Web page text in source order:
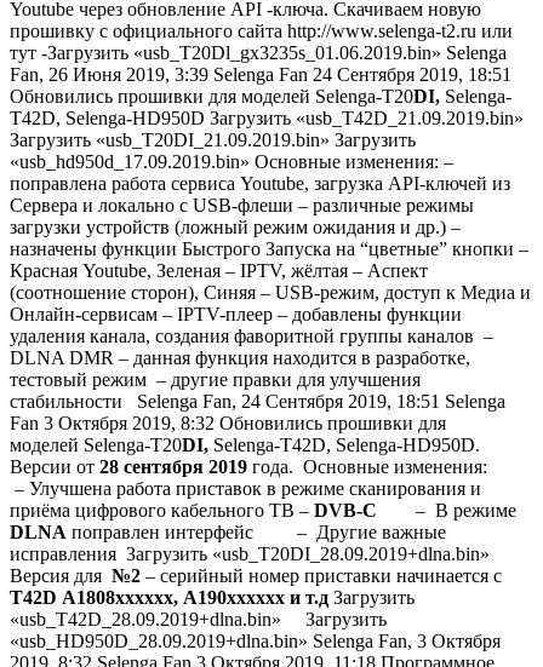
Youtube через обновление API -ключа. Скачиваем новую
прошивку с официального сайта http://www.selenga-t2.ru или
тут -Загрузить «usb_T20Dl_gx3235s_01.06.2019.bin» Selenga
Fan, 26 Июня 2019, 3:39 Selenga Fan 24 Сентября 2019, 18:51
Обновились прошивки для моделей Selenga-T20DI, Selenga-
T42D, Selenga-HD950D Загрузить «usb_T42D_21.09.2019.bin»
Загрузить «usb_T20DI_21.09.2019.bin» Загрузить
«usb_hd950d_17.09.2019.bin» Основные изменения: –
поправлена работа сервиса Youtube, загрузка API-ключей из
Сервера и локально с USB-флеши – различные режимы
загрузки устройств (ложный режим ожидания и др.) –
назначены функции Быстрого Запуска на “цветные” кнопки –
Красная Youtube, Зеленая – IPTV, жёлтая – Аспект
(соотношение сторон), Синяя – USB-режим, доступ к Медиа и
Онлайн-сервисам – IPTV-плеер – добавлены функции
удаления канала, создания фаворитной группы каналов –
DLNA DMR – данная функция находится в разработке,
тестовый режим – другие правки для улучшения
стабильности Selenga Fan, 24 Сентября 2019, 18:51 Selenga
Fan 3 Октября 2019, 8:32 Обновились прошивки для
моделей Selenga-T20DI, Selenga-T42D, Selenga-HD950D.
Версии от 28 сентября 2019 года. Основные изменения:
– Улучшена работа приставок в режиме сканирования и
приёма цифрового кабельного ТВ – DVB-C – В режиме
DLNA поправлен интерфейс – Другие важные
исправления Загрузить «usb_T20DI_28.09.2019+dlna.bin»
Версия для №2 – серийный номер приставки начинается с
T42D A1808xxxxxx, A190xxxxxx и т.д Загрузить
«usb_T42D_28.09.2019+dlna.bin» Загрузить
«usb_HD950D_28.09.2019+dlna.bin» Selenga Fan, 3 Октября
2019, 8:32 Selenga Fan 3 Октября 2019, 11:18 Программное